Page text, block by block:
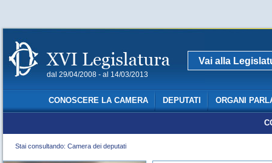
dal 29/04/2008 - al 14/03/2013
Vai alla
CONOSCERE LA CAMERA DEPUTATI ORGANI
Stai consultando: Camera dei deputati